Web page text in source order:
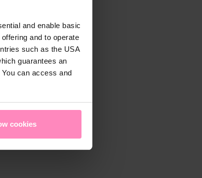
and enable basic
and to operate
such as the USA
guarantees an
You can access and
cookies